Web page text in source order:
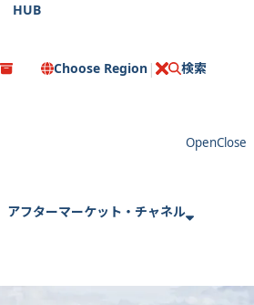
HUB
Choose Region 検索
s
アフターマーケット・チャネル